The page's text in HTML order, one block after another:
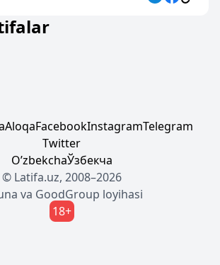
AloqaFacebookInstagramTelegram
Twitter
OʼzbekchaЎзбекча
© Latifa.uz, 2008–2026
va GoodGroup loyihasi
18+